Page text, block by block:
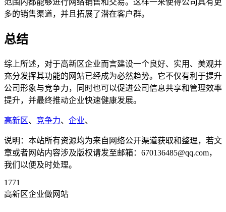
多的销售渠道，并且拓展了潜在客户群。
总结
综上所述，对于高新区企业而言建设一个良好、实用、美观并
充分发挥其功能的网站已经成为必然趋势。它不仅有利于提升
公司形象与竞争力，同时也可以促进公司信息共享和管理效率
提升，并最终推动企业快速健康发展。
高新区、 竞争力、 企业、
说明：本站所有资源均为来自网络公开渠道获取和整理，若文
章或者网站内容涉及版权请发至邮箱：670136485@qq.com，
我们以便及时处理。
1771
高新区企业做网站